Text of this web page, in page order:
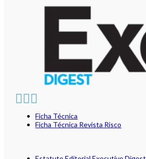
Ficha Técnica
Ficha Técnica Revista Risco